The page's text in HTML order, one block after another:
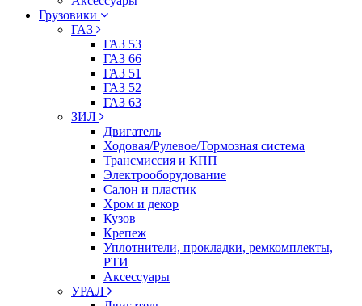
Грузовики
ГАЗ
ГАЗ 53
ГАЗ 66
ГАЗ 51
ГАЗ 52
ГАЗ 63
ЗИЛ
Двигатель
Ходовая/Рулевое/Тормозная система
Трансмиссия и КПП
Электрооборудование
Салон и пластик
Хром и декор
Кузов
Крепеж
Уплотнители, прокладки, ремкомплекты,
РТИ
Аксессуары
УРАЛ